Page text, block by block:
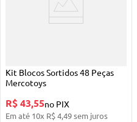
Kit Blocos Sortidos 48 Peças
Mercotoys
R$ 43,55no PIX
Em até 10x R$4,49sem juros